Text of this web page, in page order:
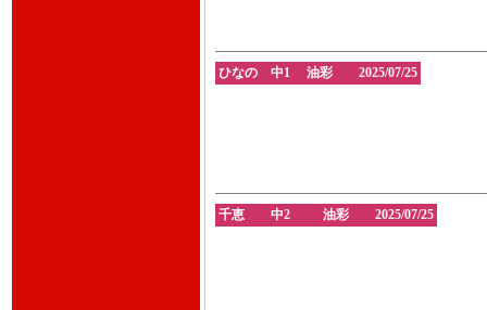
ひなの 中1 油彩 2025/07/25
千恵 中2 油彩 2025/07/25